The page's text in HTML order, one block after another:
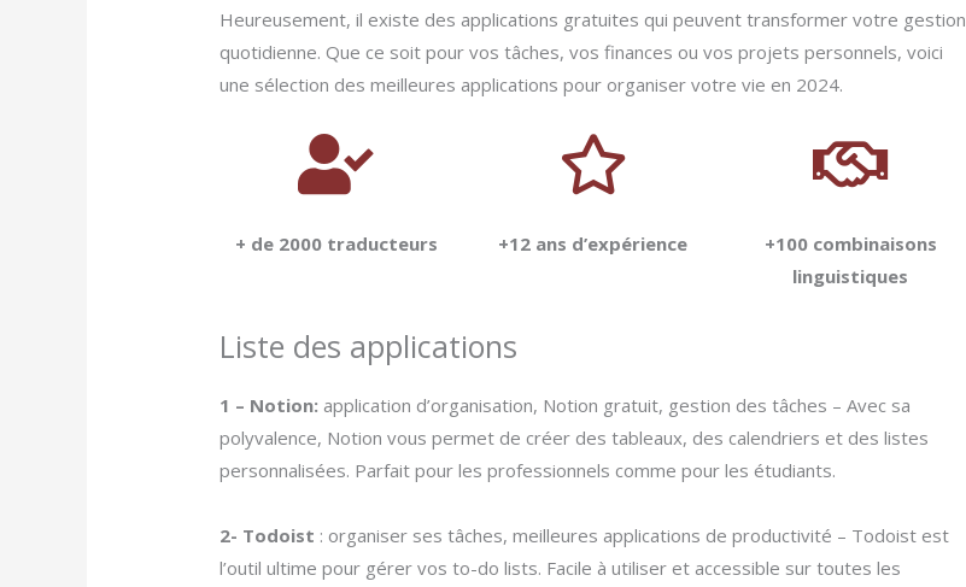
Heureusement, il existe des applications gratuites qui peuvent transformer votre gestion
quotidienne. Que ce soit pour vos tâches, vos finances ou vos projets personnels, voici
une sélection des meilleures applications pour organiser votre vie en 2024.
+ de 2000 traducteurs +12 ans d’expérience
+100 combinaisons
linguistiques
Liste des applications
1 – Notion: application d’organisation, Notion gratuit, gestion des tâches – Avec sa
polyvalence, Notion vous permet de créer des tableaux, des calendriers et des listes
personnalisées. Parfait pour les professionnels comme pour les étudiants.
2- Todoist : organiser ses tâches, meilleures applications de productivité – Todoist est
l’outil ultime pour gérer vos to-do lists. Facile à utiliser et accessible sur toutes les